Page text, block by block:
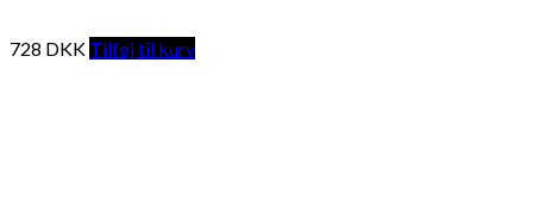
728 DKK Tilføj til kurv